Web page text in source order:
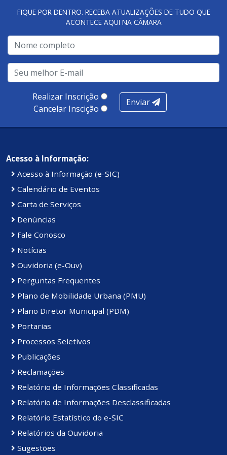
A metodologia de avaliação se concentra em 7 pilares:
qualidade no atendimento remoto, gestão, oferta /
realização de soluções, ambiente de negócios,
infraestrutura, presença digital e cobertura e
produtividade. Somados, todos as categorias totalizam
Kennedy.
FIQUE POR DENTRO. RECEBA ATUALIZAÇÕES DE TUDO QUE
ACONTECE AQUI NA CÂMARA
Realizar Inscrição
Cancelar Inscição
Enviar
Acesso à Informação:
Acesso à Informação (e-SIC)
Calendário de Eventos
Carta de Serviços
Denúncias
Fale Conosco
Notícias
Ouvidoria (e-Ouv)
Perguntas Frequentes
Plano de Mobilidade Urbana (PMU)
Plano Diretor Municipal (PDM)
Portarias
Processos Seletivos
Publicações
Reclamações
Relatório de Informações Classificadas
Relatório de Informações Desclassificadas
Relatório Estatístico do e-SIC
Relatórios da Ouvidoria
Sugestões